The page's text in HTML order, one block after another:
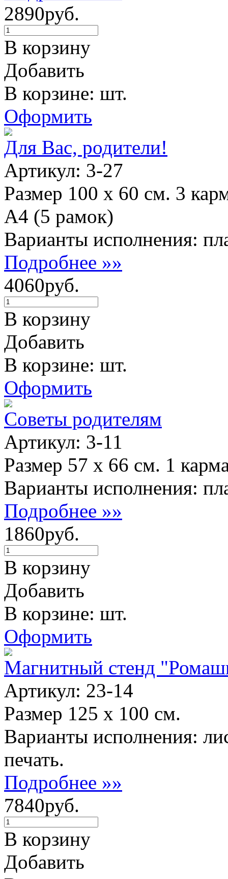
2890руб.
В корзину
Добавить
В корзине: шт.
Оформить
Для Вас, родители!
Артикул: 3-27
Размер 100 х 60 см. 3
А4 (5 рамок)
Варианты исполнения:
Подробнее »»
4060руб.
В корзину
Добавить
В корзине: шт.
Оформить
Советы родителям
Артикул: 3-11
Размер 57 х 66 см. 1
Варианты исполнения:
Подробнее »»
1860руб.
В корзину
Добавить
В корзине: шт.
Оформить
Магнитный стенд
Артикул: 23-14
Размер 125 х 100 см.
Варианты исполнения:
печать.
Подробнее »»
7840руб.
В корзину
Добавить